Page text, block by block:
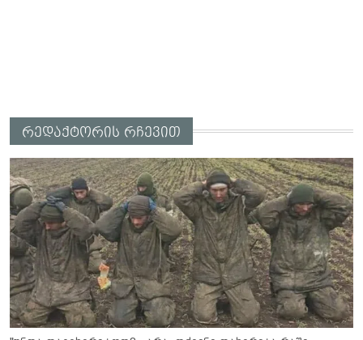
რედაქტორის რჩევით